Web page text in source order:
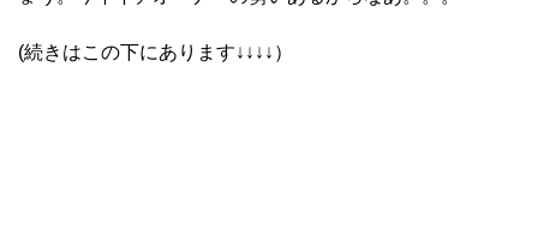
(続きはこの下にあります↓↓↓↓）